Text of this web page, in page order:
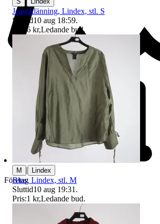
Företag
Jeansklänning, Lindex, stl. S
Sluttid10 aug 18:59.
6 kr,Ledande bud.
M | Lindex
Blus, Lindex, stl. M
Sluttid10 aug 19:31 .
Pris:1 kr,Ledande bud.